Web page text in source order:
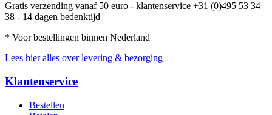
Gratis verzending vanaf 50 euro - klantenservice +31 (0)495 53 34
38 - 14 dagen bedenktijd
* Voor bestellingen binnen Nederland
Lees hier alles over levering & bezorging
Klantenservice
Bestellen